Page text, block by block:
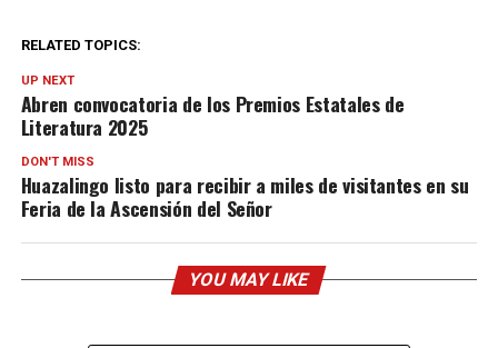
RELATED TOPICS:
UP NEXT
Abren convocatoria de los Premios Estatales de
Literatura 2025
DON'T MISS
Huazalingo listo para recibir a miles de visitantes en su
Feria de la Ascensión del Señor
YOU MAY LIKE